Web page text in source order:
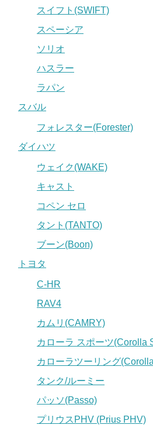
スイフト(SWIFT)
スペーシア
ソリオ
ハスラー
ラパン
スバル
フォレスター(Forester)
ダイハツ
ウェイク(WAKE)
キャスト
コペン セロ
タント(TANTO)
ブーン(Boon)
トヨタ
C-HR
RAV4
カムリ(CAMRY)
カローラ スポーツ(Corolla
カローラツーリング
タンク/ルーミー
パッソ(Passo)
プリウスPHV (Prius PHV)